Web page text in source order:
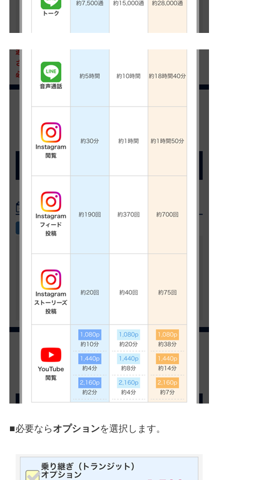
■必要ならオプションを選択します。